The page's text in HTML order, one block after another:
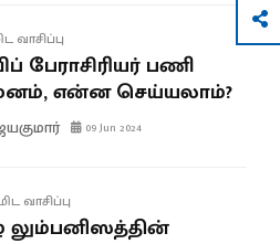
வாசிப்பு
பேராசிரியர் பணி
என்ன செய்யலாம்?
09 Jun 2024
வாசிப்பு
லும்பனிஸத்தின்